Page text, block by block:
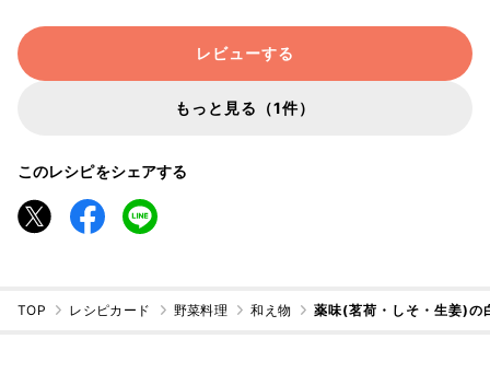
レビューする
もっと見る（1件）
このレシピをシェアする
TOP レシピカード 野菜料理 和え物 薬味(茗荷・しそ・生姜)の